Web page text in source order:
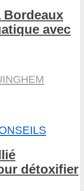
Bordeaux
avec
détoxifier